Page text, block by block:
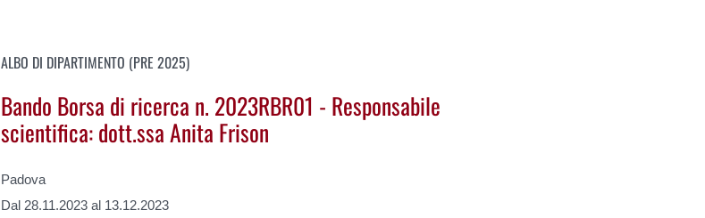
ALBO DI DIPARTIMENTO (PRE 2025)
Bando Borsa di ricerca n. 2023RBR01 - Responsabile
scientifica: dott.ssa Anita Frison
Padova
Dal 28.11.2023 al 13.12.2023